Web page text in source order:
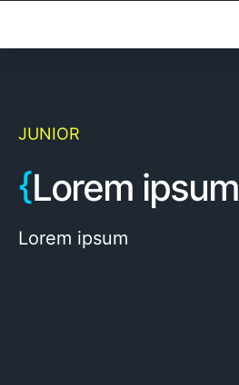
JUNIOR
{Lorem ipsum
Lorem ipsum